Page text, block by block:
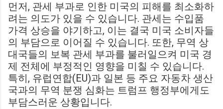
먼저, 관세 부과로 인한 미국의 피해를 최소화하
려는 의도가 있을 수 있습니다. 관세는 수입품
가격 상승을 야기하고, 이는 결국 미국 소비자들
의 부담으로 이어질 수 있습니다. 또한, 무역 상
대국들의 보복 관세 부과를 불러일으켜 미국 경
제 전체에 부정적인 영향을 미칠 수 있습니다.
특히, 유럽연합(EU)과 일본 등 주요 자동차 생산
국과의 무역 분쟁 심화는 트럼프 행정부에게도
부담스러운 상황입니다.